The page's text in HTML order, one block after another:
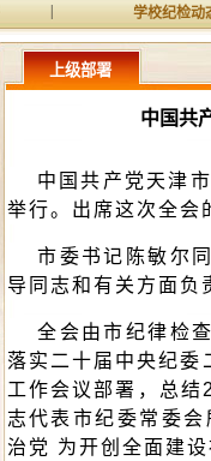
学校纪检动
上级部署
中国共
中国共产党天津市
举行。出席这次全
市委书记陈敏尔同
导同志和有关方面负
全会由市纪律检查
落实二十届中央纪
工作会议部署，总
志代表市纪委常委
治党 为开创全面建